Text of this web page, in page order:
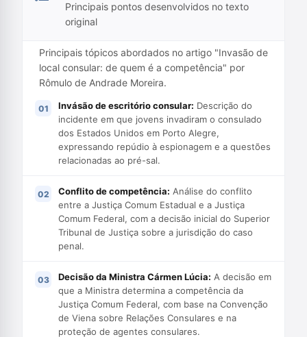
Principais pontos desenvolvidos no texto
original
Principais tópicos abordados no artigo "Invasão de
local consular: de quem é a competência" por
Rômulo de Andrade Moreira.
Invásão de escritório consular: Descrição do
incidente em que jovens invadiram o consulado
dos Estados Unidos em Porto Alegre,
expressando repúdio à espionagem e a questões
relacionadas ao pré-sal.
Conflito de competência: Análise do conflito
entre a Justiça Comum Estadual e a Justiça
Comum Federal, com a decisão inicial do Superior
Tribunal de Justiça sobre a jurisdição do caso
penal.
Decisão da Ministra Cármen Lúcia: A decisão em
que a Ministra determina a competência da
Justiça Comum Federal, com base na Convenção
de Viena sobre Relações Consulares e na
proteção de agentes consulares.